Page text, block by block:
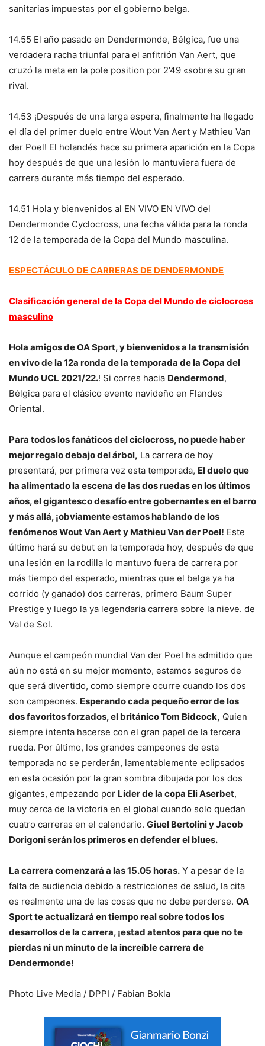
sanitarias impuestas por el gobierno belga.
14.55 El año pasado en Dendermonde, Bélgica, fue una
verdadera racha triunfal para el anfitrión Van Aert, que
cruzó la meta en la pole position por 2’49 «sobre su gran
rival.
14.53 ¡Después de una larga espera, finalmente ha llegado
el día del primer duelo entre Wout Van Aert y Mathieu Van
der Poel! El holandés hace su primera aparición en la Copa
hoy después de que una lesión lo mantuviera fuera de
carrera durante más tiempo del esperado.
14.51 Hola y bienvenidos al EN VIVO EN VIVO del
Dendermonde Cyclocross, una fecha válida para la ronda
12 de la temporada de la Copa del Mundo masculina.
ESPECTÁCULO DE CARRERAS DE DENDERMONDE
Clasificación general de la Copa del Mundo de ciclocross
masculino
Hola amigos de OA Sport, y bienvenidos a la transmisión
en vivo de la 12a ronda de la temporada de la Copa del
Mundo UCL 2021/22.! Si corres hacia Dendermond,
Bélgica para el clásico evento navideño en Flandes
Oriental.
Para todos los fanáticos del ciclocross, no puede haber
mejor regalo debajo del árbol, La carrera de hoy
presentará, por primera vez esta temporada, El duelo que
ha alimentado la escena de las dos ruedas en los últimos
años, el gigantesco desafío entre gobernantes en el barro
y más allá, ¡obviamente estamos hablando de los
fenómenos Wout Van Aert y Mathieu Van der Poel! Este
último hará su debut en la temporada hoy, después de que
una lesión en la rodilla lo mantuvo fuera de carrera por
más tiempo del esperado, mientras que el belga ya ha
corrido (y ganado) dos carreras, primero Baum Super
Prestige y luego la ya legendaria carrera sobre la nieve. de
Val de Sol.
Aunque el campeón mundial Van der Poel ha admitido que
aún no está en su mejor momento, estamos seguros de
que será divertido, como siempre ocurre cuando los dos
son campeones. Esperando cada pequeño error de los
dos favoritos forzados, el británico Tom Bidcock, Quien
siempre intenta hacerse con el gran papel de la tercera
rueda. Por último, los grandes campeones de esta
temporada no se perderán, lamentablemente eclipsados ​​
en esta ocasión por la gran sombra dibujada por los dos
gigantes, empezando por Líder de la copa Eli Aserbet,
muy cerca de la victoria en el global cuando solo quedan
cuatro carreras en el calendario. Giuel Bertolini y Jacob
Dorigoni serán los primeros en defender el blues.
La carrera comenzará a las 15.05 horas. Y a pesar de la
falta de audiencia debido a restricciones de salud, la cita
es realmente una de las cosas que no debe perderse. OA
Sport te actualizará en tiempo real sobre todos los
desarrollos de la carrera, ¡estad atentos para que no te
pierdas ni un minuto de la increíble carrera de
Dendermonde!
Photo Live Media / DPPI / Fabian Bokla